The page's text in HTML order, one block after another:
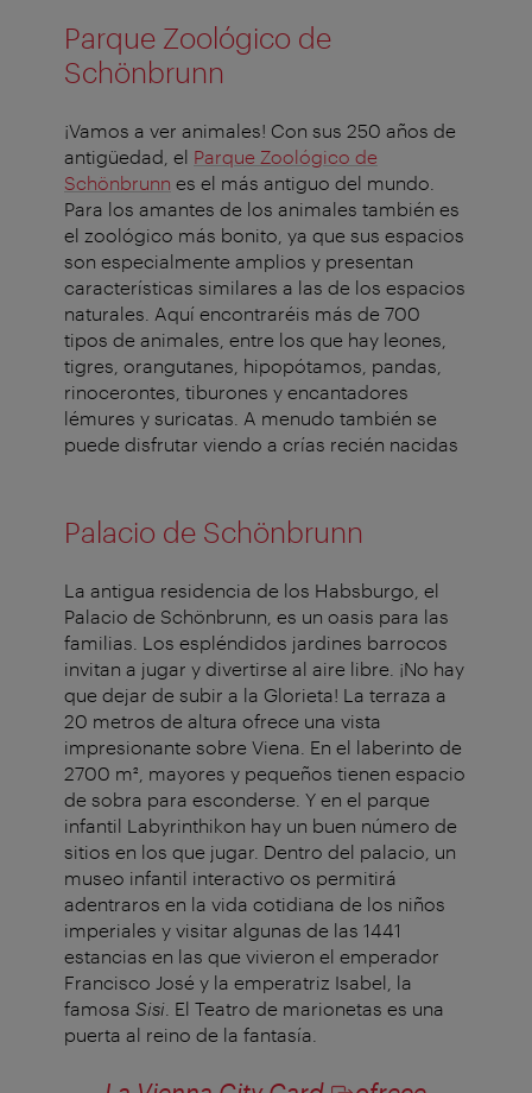
Parque Zoológico de
Schönbrunn
¡Vamos a ver animales! Con sus 250 años de
antigüedad, el Parque Zoológico de
Schönbrunn es el más antiguo del mundo.
Para los amantes de los animales también es
el zoológico más bonito, ya que sus espacios
son especialmente amplios y presentan
características similares a las de los espacios
naturales. Aquí encontraréis más de 700
tipos de animales, entre los que hay leones,
tigres, orangutanes, hipopótamos, pandas,
rinocerontes, tiburones y encantadores
lémures y suricatas. A menudo también se
puede disfrutar viendo a crías recién nacidas
Palacio de Schönbrunn
La antigua residencia de los Habsburgo, el
Palacio de Schönbrunn, es un oasis para las
familias. Los espléndidos jardines barrocos
invitan a jugar y divertirse al aire libre. ¡No hay
que dejar de subir a la Glorieta! La terraza a
20 metros de altura ofrece una vista
impresionante sobre Viena. En el laberinto de
2700 m², mayores y pequeños tienen espacio
de sobra para esconderse. Y en el parque
infantil Labyrinthikon hay un buen número de
sitios en los que jugar. Dentro del palacio, un
museo infantil interactivo os permitirá
adentraros en la vida cotidiana de los niños
imperiales y visitar algunas de las 1441
estancias en las que vivieron el emperador
Francisco José y la emperatriz Isabel, la
famosa Sisi . El Teatro de marionetas es una
puerta al reino de la fantasía.